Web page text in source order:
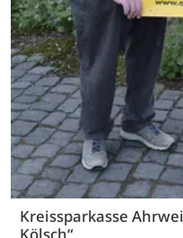
Kreissparkasse
Kölsch“